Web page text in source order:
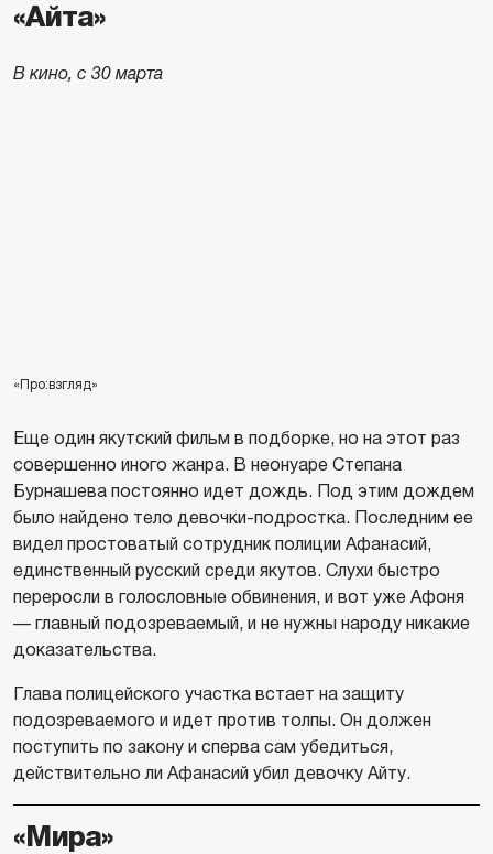
«Айта»
В кино, с 30 марта
«Про:взгляд»
Еще один якутский фильм в подборке, но на этот раз
совершенно иного жанра. В неонуаре Степана
Бурнашева постоянно идет дождь. Под этим дождем
было найдено тело девочки-подростка. Последним ее
видел простоватый сотрудник полиции Афанасий,
единственный русский среди якутов. Слухи быстро
переросли в голословные обвинения, и вот уже Афоня
— главный подозреваемый, и не нужны народу никакие
доказательства.
Глава полицейского участка встает на защиту
подозреваемого и идет против толпы. Он должен
поступить по закону и сперва сам убедиться,
действительно ли Афанасий убил девочку Айту.
«Мира»